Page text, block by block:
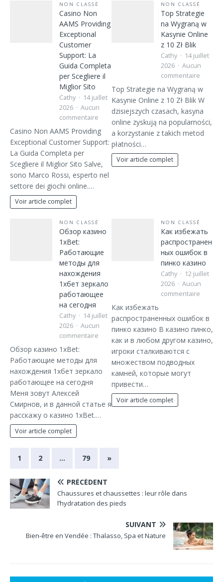
NON CLASSÉ
Casino Non
AAMS Providing
Exceptional
Customer
Support: La
Guida Completa
per Scegliere il
Miglior Sito
Cathy
14 juillet
2026
Aucun
commentaire
Casino Non AAMS Providing
Exceptional Customer Support:
La Guida Completa per
Scegliere il Miglior Sito Salve,
sono Marco Rossi, esperto nel
settore dei giochi online.…
Voir article complet
NON CLASSÉ
Top Strategie
na Wygraną w
Kasynie Online
z 10 Zł Blik
Cathy
14 juillet
2026
Aucun
commentaire
Top Strategie na Wygraną w
Kasynie Online z 10 Zł Blik W
dzisiejszych czasach, kasyna
online zyskują na popularności,
a korzystanie z takich metod
płatności…
Voir article complet
NON CLASSÉ
Обзор казино
1xBet:
Работающие
методы для
нахождения
1хбет зеркало
работающее
на сегодня
Cathy
14 juillet
2026
Aucun
commentaire
Обзор казино 1xBet:
Работающие методы для
нахождения 1хбет зеркало
работающее на сегодня
Меня зовут Алексей
Смирнов, и в данной статье я
расскажу о казино 1xBet.…
Voir article complet
NON CLASSÉ
Как избежать
распространен
ных ошибок в
пинко казино
Cathy
12 juillet
2026
Aucun
commentaire
Как избежать
распространенных ошибок в
пинко казино В казино пинко,
как и в любом другом казино,
игроки сталкиваются с
множеством подводных
камней, которые могут
привести…
Voir article complet
1 2 … 79 »
PRÉCÉDENT
Chaussures et chaussettes : leur rôle dans
l’hydratation des pieds
SUIVANT
Bien-être en Vendée : Thalasso, Spa et Nature